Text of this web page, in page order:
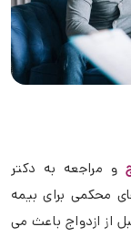
و مراجعه به دکتر
محکمی برای بیمه
از ازدواج باعث می